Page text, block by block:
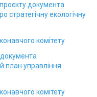
документа
стратегічну екологічну
комітету
план управління
комітету